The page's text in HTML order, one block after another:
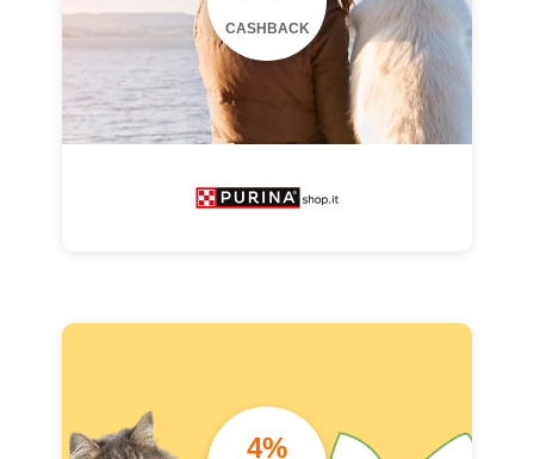
CASHBACK
4%